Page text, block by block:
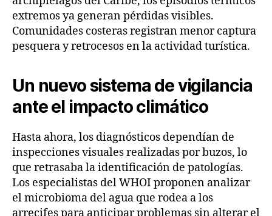
extremos ya generan pérdidas visibles.
Comunidades costeras registran menor captura
pesquera y retrocesos en la actividad turística.
Un nuevo sistema de vigilancia
ante el impacto climático
Hasta ahora, los diagnósticos dependían de
inspecciones visuales realizadas por buzos, lo
que retrasaba la identificación de patologías.
Los especialistas del WHOI proponen analizar
el microbioma del agua que rodea a los